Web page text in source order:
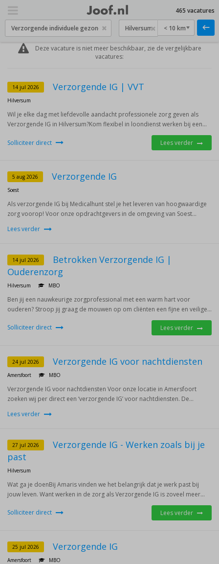
< 10 km
465 vacatures
Deze vacature is niet meer beschikbaar, zie de vergelijkbare
vacatures:
14 jul 2026 Verzorgende IG | VVT
Hilversum
Wil je elke dag met liefdevolle aandacht professionele zorg geven als
Verzorgende IG in Hilversum?Kom flexibel in loondienst werken bij een...
Solliciteer direct Lees verder
5 aug 2026 Verzorgende IG
Soest
Als verzorgende IG bij Medicalhunt stel je het leveren van hoogwaardige
zorg voorop! Voor onze opdrachtgevers in de omgeving van Soest...
Lees verder
14 jul 2026
Betrokken Verzorgende IG |
Ouderenzorg
Hilversum MBO
Ben jij een nauwkeurige zorgprofessional met een warm hart voor
ouderen? Stroop jij graag de mouwen op om cliënten een fijne en veilige...
Solliciteer direct Lees verder
24 jul 2026 Verzorgende IG voor nachtdiensten
Amersfoort MBO
Verzorgende IG voor nachtdiensten Voor onze locatie in Amersfoort
zoeken wij per direct een ‘verzorgende IG’ voor nachtdiensten. De...
Lees verder
27 jul 2026
Verzorgende IG - Werken zoals bij je
past
Hilversum
Wat ga je doenBij Amaris vinden we het belangrijk dat je werk past bij
jouw leven. Want werken in de zorg als Verzorgende IG is zoveel meer...
Solliciteer direct Lees verder
25 jul 2026 Verzorgende IG
Amersfoort MBO